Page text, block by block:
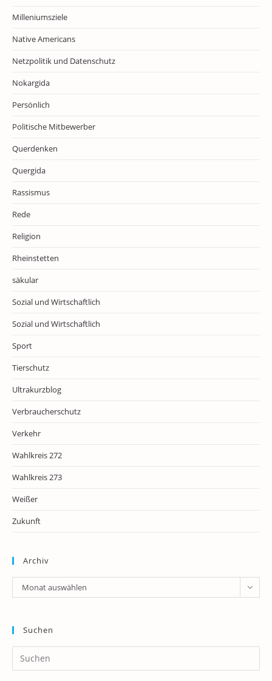
Milleniumsziele
Native Americans
Netzpolitik und Datenschutz
Nokargida
Persönlich
Politische Mitbewerber
Querdenken
Quergida
Rassismus
Rede
Religion
Rheinstetten
säkular
Sozial und Wirtschaftlich
Sozial und Wirtschaftlich
Sport
Tierschutz
Ultrakurzblog
Verbraucherschutz
Verkehr
Wahlkreis 272
Wahlkreis 273
Weißer
Zukunft
Archiv
Archiv
Monat auswählen
Suchen